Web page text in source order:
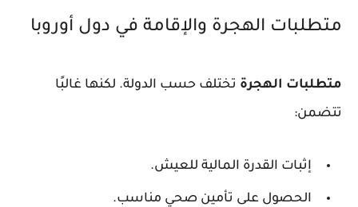
متطلبات الهجرة والإقامة في دول أوروبا
متطلبات الهجرةتختلف حسب الدولة. لكنها غالبًا
تتضمن:
إثبات القدرة المالية للعيش.
الحصول على تأمين صحي مناسب.